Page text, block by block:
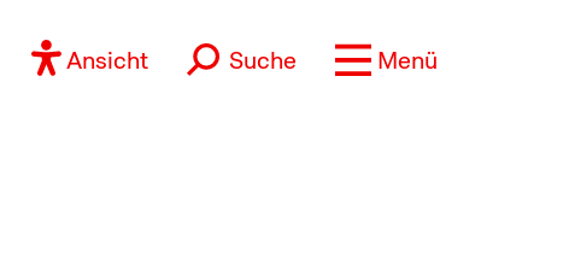
Ansicht Suche Menü